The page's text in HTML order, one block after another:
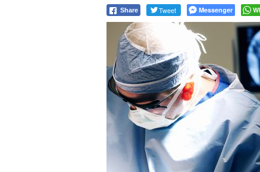
Share Tweet Messenger